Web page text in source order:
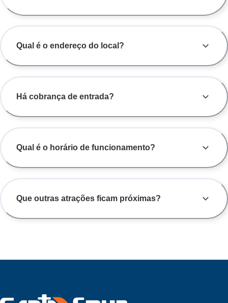
Qual é o endereço do local?
Há cobrança de entrada?
Qual é o horário de funcionamento?
Que outras atrações ficam próximas?